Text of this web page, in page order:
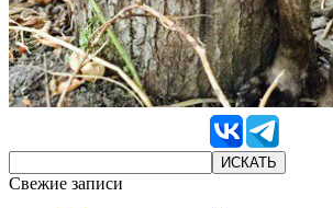
Свежие записи